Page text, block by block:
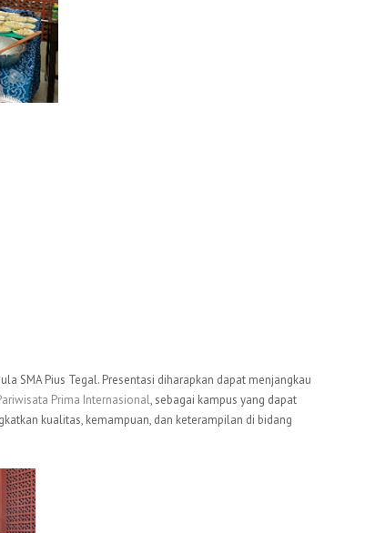
SMA Pius Tegal. Presentasi diharapkan dapat menjangkau
Prima Internasional, sebagai kampus yang dapat
kualitas, kemampuan, dan keterampilan di bidang